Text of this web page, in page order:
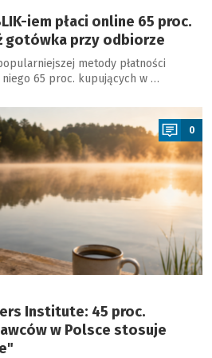
iem płaci online 65 proc.
gotówka przy odbiorze
metody płatności
65 proc. kupujących w …
0
Institute: 45 proc.
w Polsce stosuje